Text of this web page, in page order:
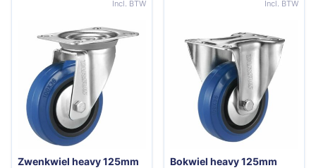
Zwenkwiel heavy 125mm
Bokwiel heavy 125mm